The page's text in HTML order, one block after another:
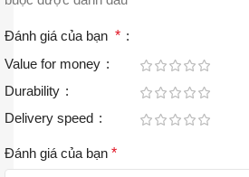
Đánh giá của bạn *
Value for money
Durability
Delivery speed
Đánh giá của bạn *